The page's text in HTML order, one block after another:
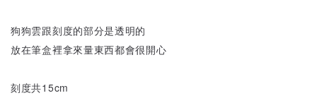
狗狗雲跟刻度的部分是透明的
放在筆盒裡拿來量東西都會很開心
刻度共15cm